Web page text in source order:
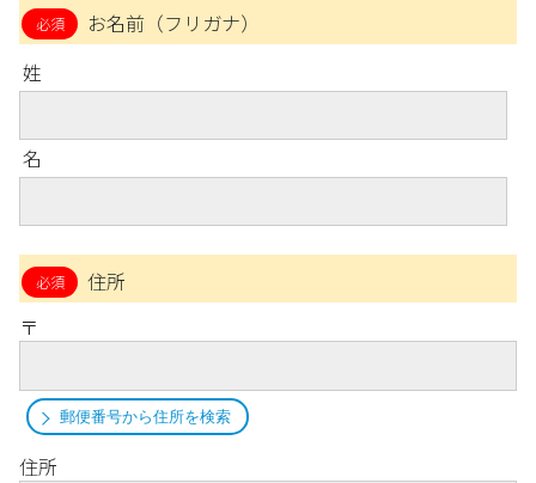
お名前（フリガナ）
姓
名
住所
〒
郵便番号から住所を検索
住所